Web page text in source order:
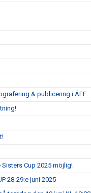
& publicering i ÄFF
Cup 2025 möjlig!
28-29:e juni 2025